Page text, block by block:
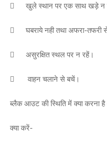
 खुले स्थान पर एक साथ खड़े न
 घबराये नही तथा अफरा-तफरी
 असुरक्षित स्थल पर न रहें।
 वाहन चलाने से बचें।
ब्लैक आउट की स्थिति में क्या करना
क्या करें-